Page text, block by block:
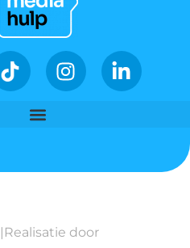
Realisatie door